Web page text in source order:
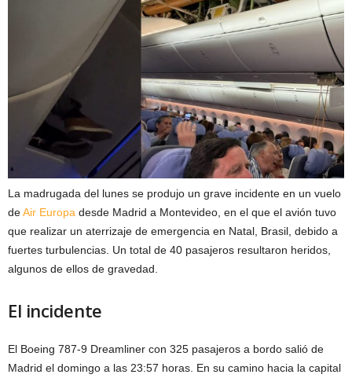
La madrugada del lunes se produjo un grave incidente en un vuelo
deAir Europa desde Madrid a Montevideo, en el que el avión tuvo
que realizar un aterrizaje de emergencia en Natal, Brasil, debido a
fuertes turbulencias. Un total de 40 pasajeros resultaron heridos,
algunos de ellos de gravedad.
El incidente
El Boeing 787-9 Dreamliner con 325 pasajeros a bordo salió de
Madrid el domingo a las 23:57 horas. En su camino hacia la capital